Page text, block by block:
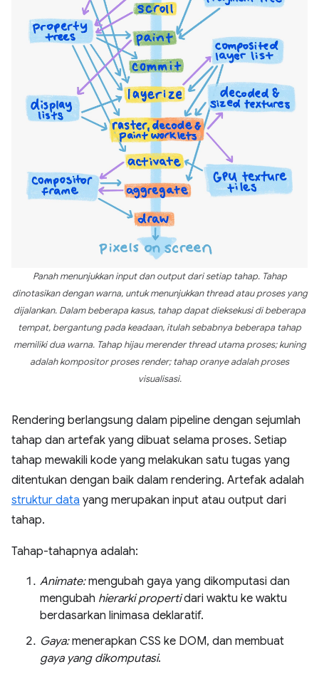
Panah menunjukkan input dan output dari setiap tahap. Tahap
dinotasikan dengan warna, untuk menunjukkan thread atau proses yang
dijalankan. Dalam beberapa kasus, tahap dapat dieksekusi di beberapa
tempat, bergantung pada keadaan, itulah sebabnya beberapa tahap
memiliki dua warna. Tahap hijau merender thread utama proses; kuning
adalah kompositor proses render; tahap oranye adalah proses
visualisasi.
Rendering berlangsung dalam pipeline dengan sejumlah
tahap dan artefak yang dibuat selama proses. Setiap
tahap mewakili kode yang melakukan satu tugas yang
ditentukan dengan baik dalam rendering. Artefak adalah
struktur data yang merupakan input atau output dari
tahap.
Tahap-tahapnya adalah:
Animate:mengubah gaya yang dikomputasi dan
mengubah hierarki propertidari waktu ke waktu
berdasarkan linimasa deklaratif.
Gaya:menerapkan CSS ke DOM, dan membuat
gaya yang dikomputasi.